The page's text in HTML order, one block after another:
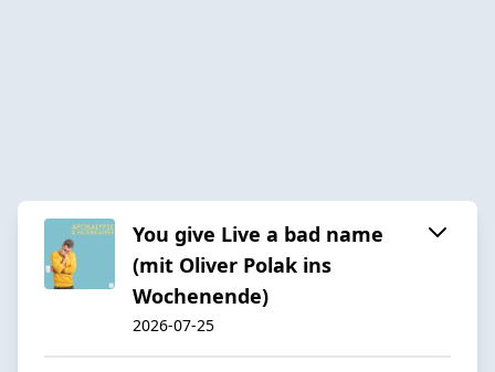
You give Live a bad name
(mit Oliver Polak ins
Wochenende)
2026-07-25